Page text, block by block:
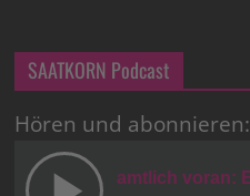
SAATKORN Podcast
Hören und abonnieren: